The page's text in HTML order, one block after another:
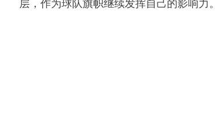
层，作为球队旗帜继续发挥自己的影响力。